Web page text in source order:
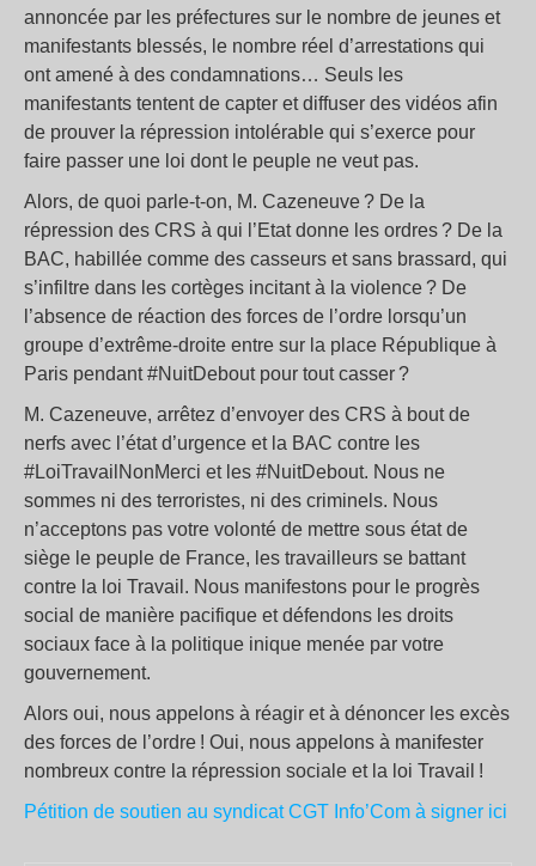
annoncée par les préfectures sur le nombre de jeunes et
manifestants blessés, le nombre réel d’arrestations qui
ont amené à des condamnations… Seuls les
manifestants tentent de capter et diffuser des vidéos afin
de prouver la répression intolérable qui s’exerce pour
faire passer une loi dont le peuple ne veut pas.
Alors, de quoi parle-t-on, M. Cazeneuve ? De la
répression des CRS à qui l’Etat donne les ordres ? De la
BAC, habillée comme des casseurs et sans brassard, qui
s’infiltre dans les cortèges incitant à la violence ? De
l’absence de réaction des forces de l’ordre lorsqu’un
groupe d’extrême-droite entre sur la place République à
Paris pendant #NuitDebout pour tout casser ?
M. Cazeneuve, arrêtez d’envoyer des CRS à bout de
nerfs avec l’état d’urgence et la BAC contre les
#LoiTravailNonMerci et les #NuitDebout. Nous ne
sommes ni des terroristes, ni des criminels. Nous
n’acceptons pas votre volonté de mettre sous état de
siège le peuple de France, les travailleurs se battant
contre la loi Travail. Nous manifestons pour le progrès
social de manière pacifique et défendons les droits
sociaux face à la politique inique menée par votre
gouvernement.
Alors oui, nous appelons à réagir et à dénoncer les excès
des forces de l’ordre ! Oui, nous appelons à manifester
nombreux contre la répression sociale et la loi Travail !
Pétition de soutien au syndicat CGT Info’Com à signer ici